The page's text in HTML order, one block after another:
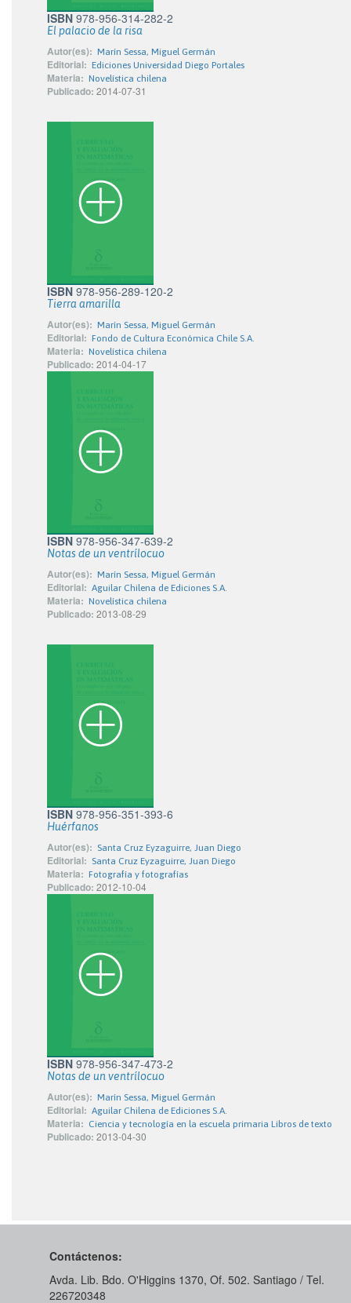
ISBN 978-956-314-282-2
El palacio de la risa
Autor(es): Marín Sessa, Miguel Germán
Editorial: Ediciones Universidad Diego Portales
Materia: Novelística chilena
Publicado: 2014-07-31
ISBN 978-956-289-120-2
Tierra amarilla
Autor(es): Marín Sessa, Miguel Germán
Editorial: Fondo de Cultura Económica Chile S.A.
Materia: Novelística chilena
Publicado: 2014-04-17
ISBN 978-956-347-639-2
Notas de un ventrílocuo
Autor(es): Marín Sessa, Miguel Germán
Editorial: Aguilar Chilena de Ediciones S.A.
Materia: Novelística chilena
Publicado: 2013-08-29
ISBN 978-956-351-393-6
Huérfanos
Autor(es): Santa Cruz Eyzaguirre, Juan Diego
Editorial: Santa Cruz Eyzaguirre, Juan Diego
Materia: Fotografía y fotografías
Publicado: 2012-10-04
ISBN 978-956-347-473-2
Notas de un ventrílocuo
Autor(es): Marín Sessa, Miguel Germán
Editorial: Aguilar Chilena de Ediciones S.A.
Materia: Ciencia y tecnología en la escuela primaria Libros de texto
Publicado: 2013-04-30
Contáctenos:
Avda. Lib. Bdo. O'Higgins 1370, Of. 502. Santiago / Tel.
226720348